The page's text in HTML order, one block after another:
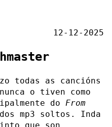
12-12-2025
todas as cancións
o tiven como
do From
mp3 soltos. Inda